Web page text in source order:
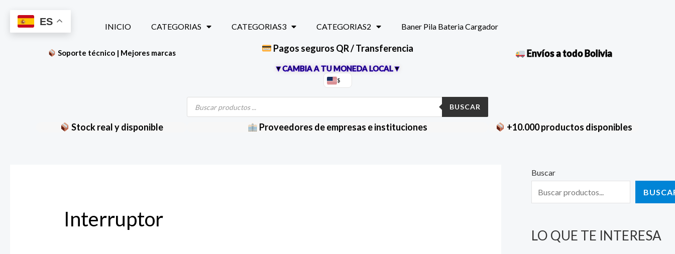
contenido
INICIO CATEGORIAS CATEGORIAS3 CATEGORIAS2 Baner Pila Bateria Cargador
Soporte técnico | Mejores marcas Pagos seguros QR / Transferencia Envíos a todo Bolivia
▼CAMBIA A TU MONEDA LOCAL▼
$
Búsqueda
productos
BUSCAR
Stock real y disponible Proveedores de empresas e instituciones +10.000 productos disponibles
Interruptor
Buscar
LO QUE TE INTERESA
ES